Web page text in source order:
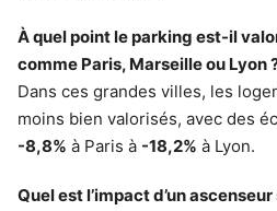
À quel point le parking est-il
comme Paris, Marseille ou Lyon
Dans ces grandes villes, les
moins bien valorisés, avec des
-8,8% à Paris à -18,2% à Lyon.
Quel est l’impact d’un